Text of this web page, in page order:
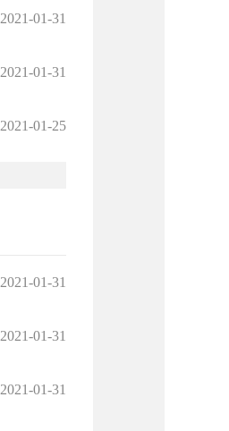
2021-01-31
2021-01-31
2021-01-25
2021-01-31
2021-01-31
2021-01-31